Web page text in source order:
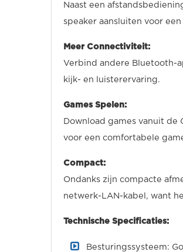
Naast een
speaker aansluiten voor
Meer Connectiviteit:
Verbind andere Bluetooth-
kijk- en luisterervaring.
Games Spelen:
Download games vanuit de
voor een comfortabele
Compact:
Ondanks zijn compacte
netwerk-LAN-kabel, want
Technische Specificaties:
Besturingssysteem: